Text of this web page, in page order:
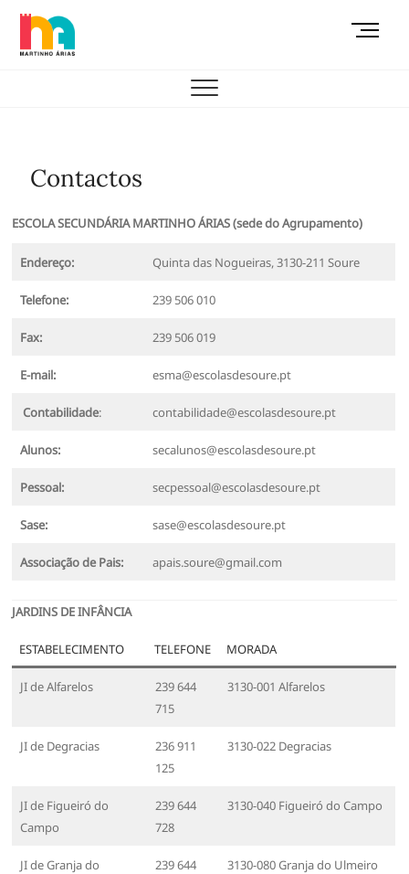
Skip
content
M
n
Contactos
ESCOLA SECUNDÁRIA MARTINHO ÁRIAS (sede do Agrupamento)
Endereço: Quinta das Nogueiras, 3130-211 Soure
Telefone: 239 506 010
Fax: 239 506 019
E-mail: esma@escolasdesoure.pt
Contabilidade: contabilidade@escolasdesoure.pt
Alunos: secalunos@escolasdesoure.pt
Pessoal: secpessoal@escolasdesoure.pt
Sase: sase@escolasdesoure.pt
Associação de Pais: apais.soure@gmail.com
JARDINS DE INFÂNCIA
ESTABELECIMENTO TELEFONE MORADA
JI de Alfarelos
239 644
715
3130-001 Alfarelos
JI de Degracias
236 911
125
3130-022 Degracias
JI de Figueiró do
Campo
239 644
728
3130-040 Figueiró do Campo
JI de Granja do
239 644
3130-080 Granja do Ulmeiro